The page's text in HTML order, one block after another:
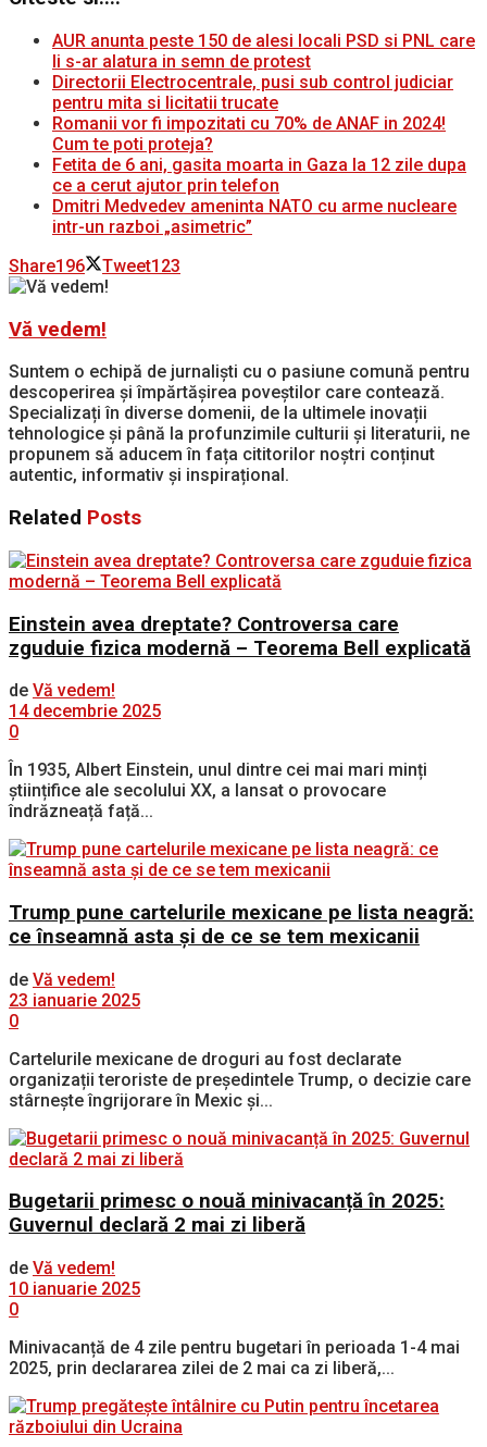
AUR anunta peste 150 de alesi locali PSD si PNL care
li s-ar alatura in semn de protest
Directorii Electrocentrale, pusi sub control judiciar
pentru mita si licitatii trucate
Romanii vor fi impozitati cu 70% de ANAF in 2024!
Cum te poti proteja?
Fetita de 6 ani, gasita moarta in Gaza la 12 zile dupa
ce a cerut ajutor prin telefon
Dmitri Medvedev ameninta NATO cu arme nucleare
intr-un razboi „asimetric”
Share196 Tweet123
Vă vedem!
Suntem o echipă de jurnaliști cu o pasiune comună pentru
descoperirea și împărtășirea poveștilor care contează.
Specializați în diverse domenii, de la ultimele inovații
tehnologice și până la profunzimile culturii și literaturii, ne
propunem să aducem în fața cititorilor noștri conținut
autentic, informativ și inspirațional.
Related Posts
Einstein avea dreptate? Controversa care
zguduie fizica modernă – Teorema Bell explicată
de Vă vedem!
14 decembrie 2025
0
În 1935, Albert Einstein, unul dintre cei mai mari minți
științifice ale secolului XX, a lansat o provocare
îndrăzneață față...
Trump pune cartelurile mexicane pe lista neagră:
ce înseamnă asta și de ce se tem mexicanii
de Vă vedem!
23 ianuarie 2025
0
Cartelurile mexicane de droguri au fost declarate
organizații teroriste de președintele Trump, o decizie care
stârnește îngrijorare în Mexic și...
Bugetarii primesc o nouă minivacanță în 2025:
Guvernul declară 2 mai zi liberă
de Vă vedem!
10 ianuarie 2025
0
Minivacanță de 4 zile pentru bugetari în perioada 1-4 mai
2025, prin declararea zilei de 2 mai ca zi liberă,...